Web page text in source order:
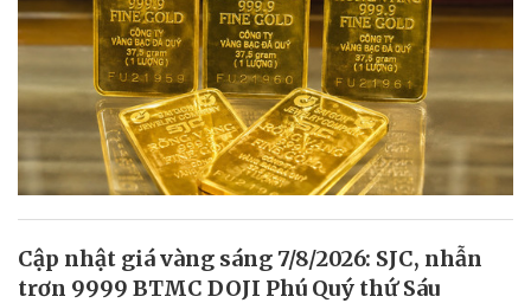
Cập nhật giá vàng sáng 7/8/2026: SJC, nhẫn
trơn 9999 BTMC DOJI Phú Quý thứ Sáu